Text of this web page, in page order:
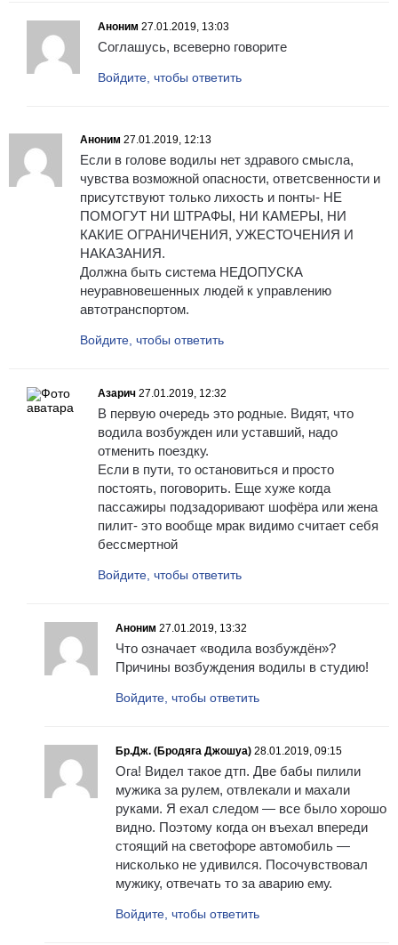
Аноним 27.01.2019, 13:03
Соглашусь, всеверно говорите
Войдите, чтобы ответить
Аноним 27.01.2019, 12:13
Если в голове водилы нет здравого смысла,
чувства возможной опасности, ответсвенности и
присутствуют только лихость и понты- НЕ
ПОМОГУТ НИ ШТРАФЫ, НИ КАМЕРЫ, НИ
КАКИЕ ОГРАНИЧЕНИЯ, УЖЕСТОЧЕНИЯ И
НАКАЗАНИЯ.
Должна быть система НЕДОПУСКА
неуравновешенных людей к управлению
автотранспортом.
Войдите, чтобы ответить
Азарич 27.01.2019, 12:32
В первую очередь это родные. Видят, что
водила возбужден или уставший, надо
отменить поездку.
Если в пути, то остановиться и просто
постоять, поговорить. Еще хуже когда
пассажиры подзадоривают шофёра или жена
пилит- это вообще мрак видимо считает себя
бессмертной
Войдите, чтобы ответить
Аноним 27.01.2019, 13:32
Что означает «водила возбуждён»?
Причины возбуждения водилы в студию!
Войдите, чтобы ответить
Бр.Дж. (Бродяга Джошуа) 28.01.2019, 09:15
Ога! Видел такое дтп. Две бабы пилили
мужика за рулем, отвлекали и махали
руками. Я ехал следом — все было хорошо
видно. Поэтому когда он въехал впереди
стоящий на светофоре автомобиль —
нисколько не удивился. Посочувствовал
мужику, отвечать то за аварию ему.
Войдите, чтобы ответить